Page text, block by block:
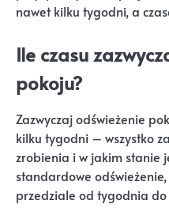
nawet kilku tygodni, a
Ile czasu
pokoju?
Zazwyczaj odświeżenie
kilku tygodni – wszystko
zrobienia i w jakim stanie
standardowe
przedziale od tygodnia